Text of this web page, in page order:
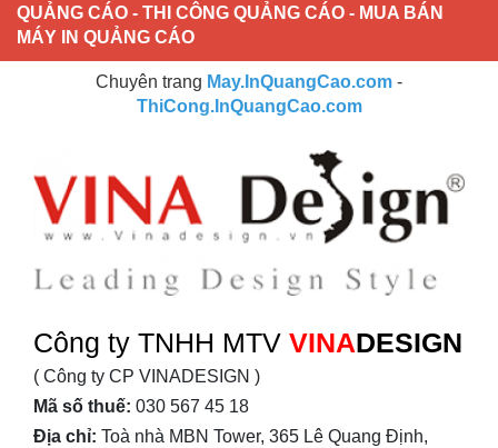
QUẢNG CÁO - THI CÔNG QUẢNG CÁO - MUA BÁN
MÁY IN QUẢNG CÁO
Chuyên trang May.InQuangCao.com -
ThiCong.InQuangCao.com
Công ty TNHH MTV VINADESIGN
( Công ty CP VINADESIGN )
Mã số thuế: 030 567 45 18
Địa chỉ: Toà nhà MBN Tower, 365 Lê Quang Định,